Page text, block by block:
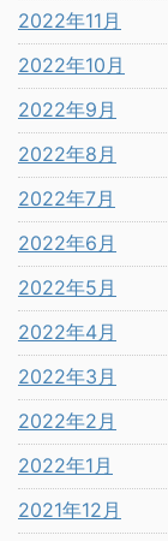
2022年11月
2022年10月
2022年9月
2022年8月
2022年7月
2022年6月
2022年5月
2022年4月
2022年3月
2022年2月
2022年1月
2021年12月